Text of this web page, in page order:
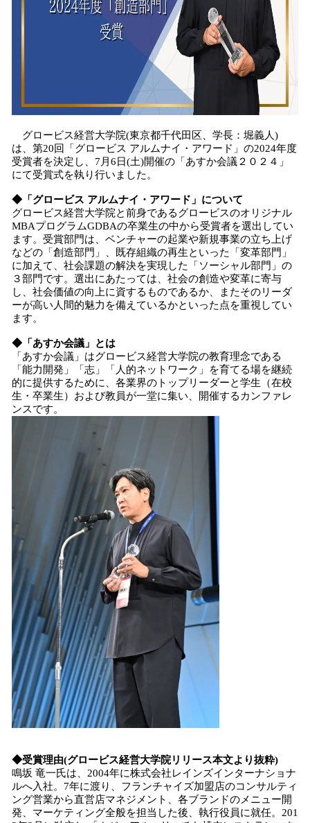
グロービス経営大学院(東京都千代田区、学長：堀義人)
は、第20回「グロービス アルムナイ・アワード」の2024年度
受賞者を決定し、7月6日(土)開催の「あすか会議２０２４」
にて受賞式を執り行いました。
◆「グロービス アルムナイ・アワード」について
グロービス経営大学院と前身であるグロービスのオリジナル
MBAプログラムGDBAの卒業生の中から受賞者を選出してい
ます。受賞部門は、ベンチャーの起業や新規事業の立ち上げ
などの「創造部門」、既存組織の再生といった「変革部門」
に加えて、社会課題の解決を実現した「ソーシャル部門」の
３部門です。選出にあたっては、社会の創造や変革に寄与
し、社会価値の向上に資するものであるか、またそのリーダ
ーが高い人間的魅力を備えているかといった点を重視してい
ます。
◆「あすか会議」とは
「あすか会議」はグロービス経営大学院の教育理念である
「能力開発」「志」「人的ネットワーク」を育てる場を継続
的に提供するために、各業界のトップリーダーと学生（在校
生・卒業生）および教員が一堂に集い、開催するカンファレ
ンスです。
◆受賞理由(グロービス経営大学院リリース本文より抜粋)
鳴坂 竜一​氏は、2004年に株式会社レインズインターナショナ
ルへ入社。7年に渡り、フランチャイズ加盟店のコンサルティ
ング営業から直営店マネジメント、各ブランドのメニュー開
発、マーケティング全般を担当した後、執行役員に就任。201